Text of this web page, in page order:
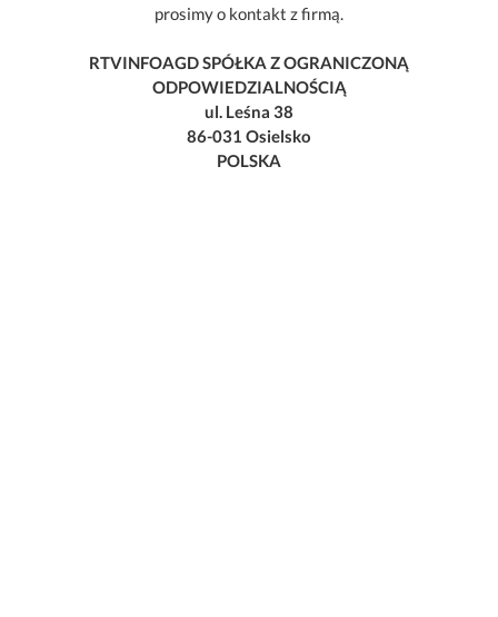
prosimy o kontakt z firmą.
RTVINFOAGD SPÓŁKA Z OGRANICZONĄ
ODPOWIEDZIALNOŚCIĄ
ul. Leśna 38
86-031 Osielsko
POLSKA